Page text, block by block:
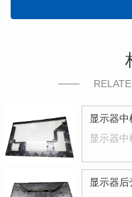
显示器中
显示器
显示器后